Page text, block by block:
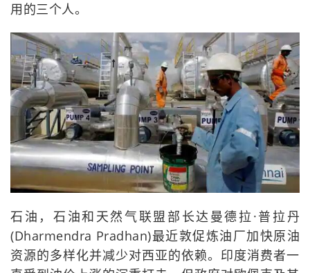
用的三个人。
石油，石油和天然气联盟部长达曼德拉·普拉丹
(Dharmendra Pradhan)最近敦促炼油厂加快原油
资源的多样化并减少对西亚的依赖。印度消费者一